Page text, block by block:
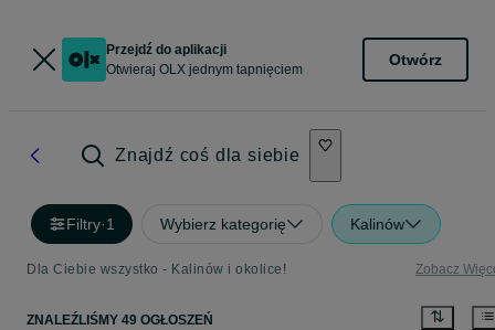
Przejdź do aplikacji
Otwieraj OLX jednym tapnięciem
Otwórz
Znajdź coś dla siebie
Filtry·1 Wybierz kategorię Kalinów
Dla Ciebie wszystko - Kalinów i okolice! Zobacz
ZNALEŹLIŚMY 49 OGŁOSZEŃ